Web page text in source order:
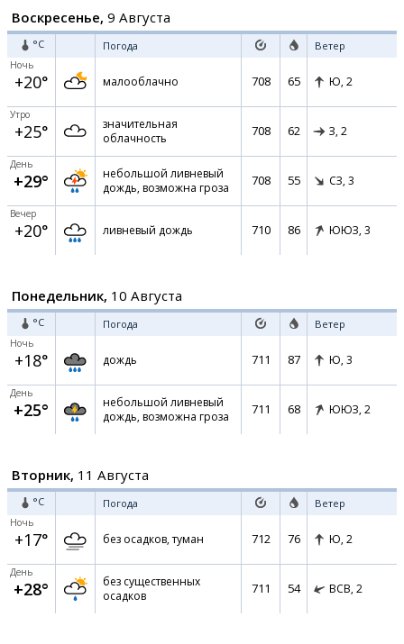
Воскресенье, 9 Августа
°C Погода Ветер
Ночь
+20° малооблачно 708 65 Ю, 2
Утро
+25°
значительная
облачность
708 62 З, 2
День
+29°
небольшой ливневый
дождь, возможна гроза
708 55 СЗ, 3
Вечер
+20° ливневый дождь 710 86 ЮЮЗ, 3
Понедельник, 10 Августа
°C Погода Ветер
Ночь
+18° дождь 711 87 Ю, 3
День
+25°
небольшой ливневый
дождь, возможна гроза
711 68 ЮЮЗ, 2
Вторник, 11 Августа
°C Погода Ветер
Ночь
+17° без осадков, туман 712 76 Ю, 2
День
+28°
без существенных
осадков
711 54 ВСВ, 2